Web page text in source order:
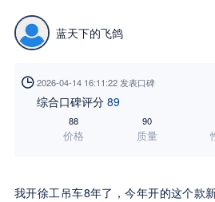
蓝天下的飞鸽
 2026-04-14 16:11:22 发表口碑
综合口碑评分 89
88
价格
90
质量
我开徐工吊车8年了，今年开的这个款